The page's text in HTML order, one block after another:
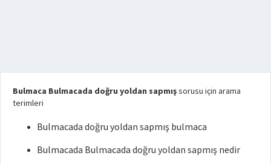
Bulmaca Bulmacada doğru yoldan sapmışsorusu için arama
terimleri
Bulmacada doğru yoldan sapmış bulmaca
Bulmacada Bulmacada doğru yoldan sapmış nedir